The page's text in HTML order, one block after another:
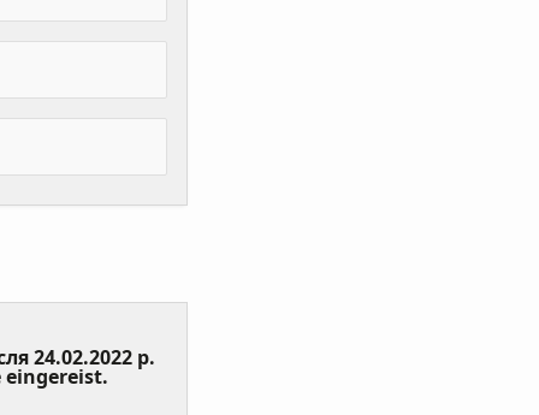
24.02.2022 р.
eingereist. (Value